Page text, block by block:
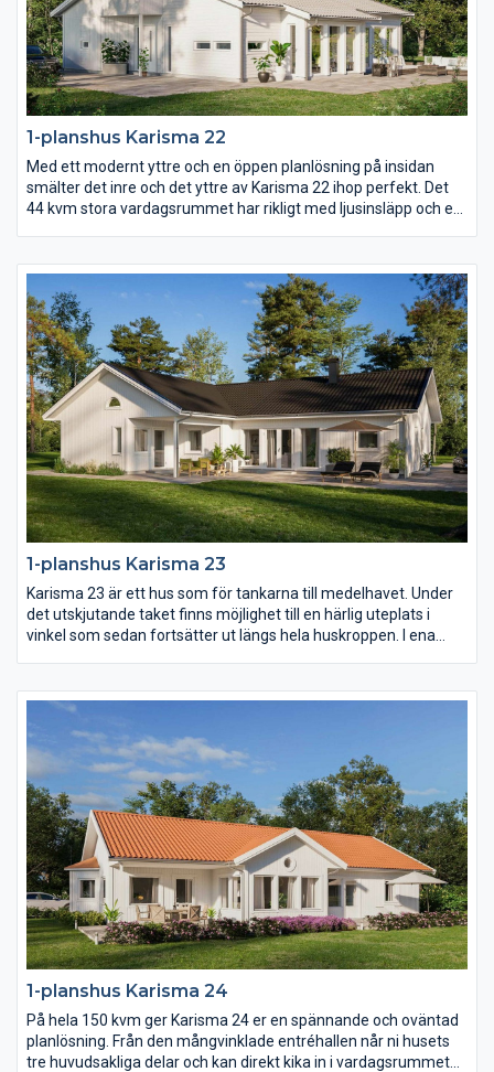
1-planshus Karisma 22
Med ett modernt yttre och en öppen planlösning på insidan
smälter det inre och det yttre av Karisma 22 ihop perfekt. Det
44 kvm stora vardagsrummet har rikligt med ljusinsläpp och ett
långsidan är Karisma 22 ritat för er med vacker utsikt över skog
och mark, vattendrag eller varför inte en fantastiskt mysig
trädgård?
1-planshus Karisma 23
Karisma 23 är ett hus som för tankarna till medelhavet. Under
det utskjutande taket finns möjlighet till en härlig uteplats i
vinkel som sedan fortsätter ut längs hela huskroppen. I ena
ryggåstak över vardagsrum, matplats och kök.
1-planshus Karisma 24
På hela 150 kvm ger Karisma 24 er en spännande och oväntad
planlösning. Från den mångvinklade entréhallen når ni husets
tre huvudsakliga delar och kan direkt kika in i vardagsrummet